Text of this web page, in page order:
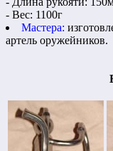
- Вес: 1100г
Мастера:
артель оружейников.